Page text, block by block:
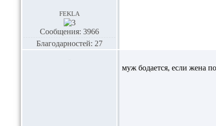
fekla
Сообщения: 3966
Благодарностей: 27
муж бодается, если жена